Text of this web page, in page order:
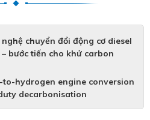
chuyển đổi động cơ diesel
bước tiến cho khử carbon
to-hydrogen engine conversion
decarbonisation